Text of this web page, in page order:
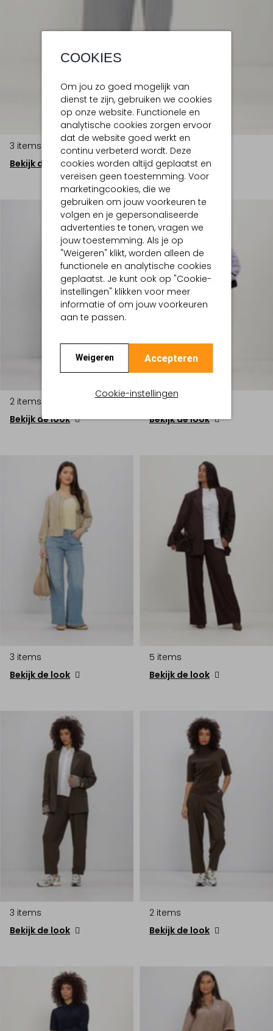
COOKIES
Om jou zo goed mogelijk van
dienst te zijn, gebruiken we cookies
op onze website. Functionele en
analytische cookies zorgen ervoor
dat de website goed werkt en
continu verbeterd wordt. Deze
cookies worden altijd geplaatst en
vereisen geen toestemming. Voor
marketingcookies, die we
gebruiken om jouw voorkeuren te
volgen en je gepersonaliseerde
advertenties te tonen, vragen we
jouw toestemming. Als je op
"Weigeren" klikt, worden alleen de
functionele en analytische cookies
geplaatst. Je kunt ook op "Cookie-
instellingen" klikken voor meer
informatie of om jouw voorkeuren
aan te passen.
Weigeren Accepteren
Cookie-instellingen
3 items
Bekijk de look
2 items
Bekijk de look
4 items
Bekijk de look
3 items
Bekijk de look
5 items
Bekijk de look
3 items
Bekijk de look
2 items
Bekijk de look